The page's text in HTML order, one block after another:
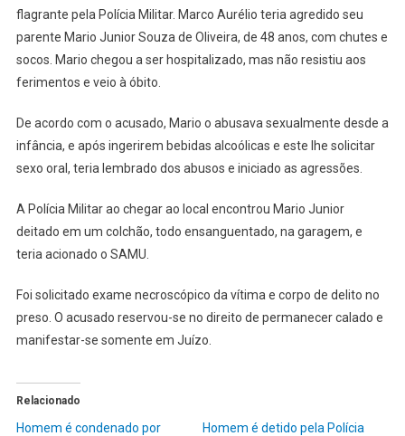
flagrante pela Polícia Militar. Marco Aurélio teria agredido seu
parente Mario Junior Souza de Oliveira, de 48 anos, com chutes e
socos. Mario chegou a ser hospitalizado, mas não resistiu aos
ferimentos e veio à óbito.
De acordo com o acusado, Mario o abusava sexualmente desde a
infância, e após ingerirem bebidas alcoólicas e este lhe solicitar
sexo oral, teria lembrado dos abusos e iniciado as agressões.
A Polícia Militar ao chegar ao local encontrou Mario Junior
deitado em um colchão, todo ensanguentado, na garagem, e
teria acionado o SAMU.
Foi solicitado exame necroscópico da vítima e corpo de delito no
preso. O acusado reservou-se no direito de permanecer calado e
manifestar-se somente em Juízo.
Relacionado
Homem é condenado por
Homem é detido pela Polícia